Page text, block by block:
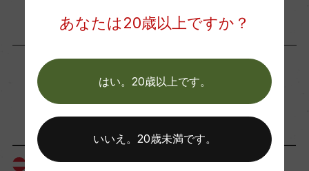
海外ワイン専門誌評価歴
Wine Advocate 獲得点
国内ワイン専門誌評価歴
「生産者」が同じ商品
オーストリア オーストリア
あなたは20歳以上ですか？
はい。20歳以上です。
いいえ。20歳未満です。